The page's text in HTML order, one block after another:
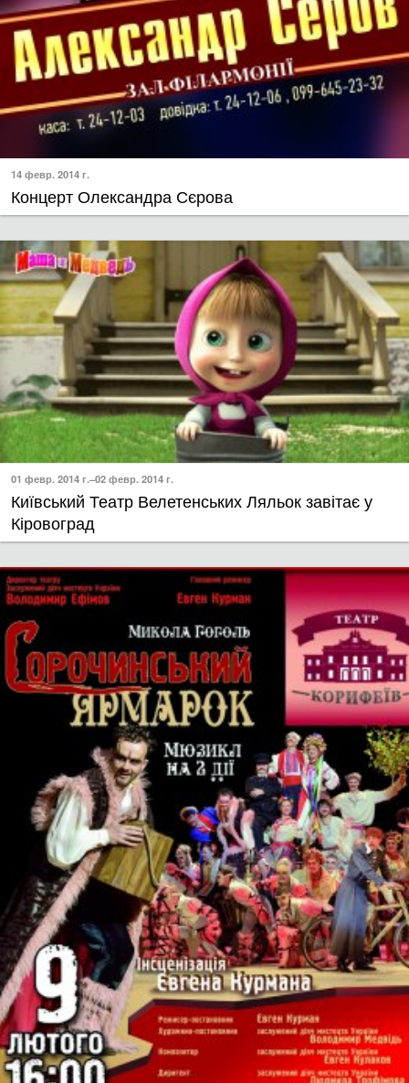
14 февр. 2014 г.
Концерт Олександра Сєрова
01 февр. 2014 г.–02 февр. 2014 г.
Київський Театр Велетенських Ляльок завітає у
Кіровоград